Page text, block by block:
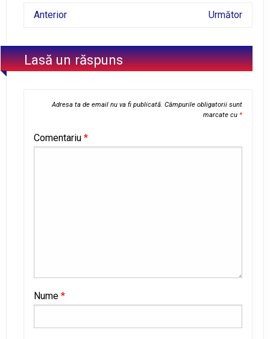
Anterior Următor
Lasă un răspuns
Adresa ta de email nu va fi publicată. Câmpurile obligatorii sunt
marcate cu *
Comentariu *
Nume *